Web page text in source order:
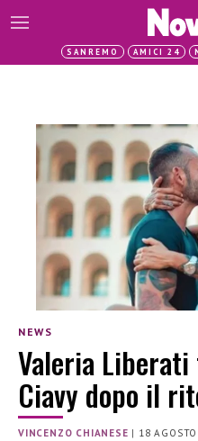
SANREMO AMICI 24
NEWS
Valeria Liberati
Ciavy dopo il
VINCENZO CHIANESE | 18